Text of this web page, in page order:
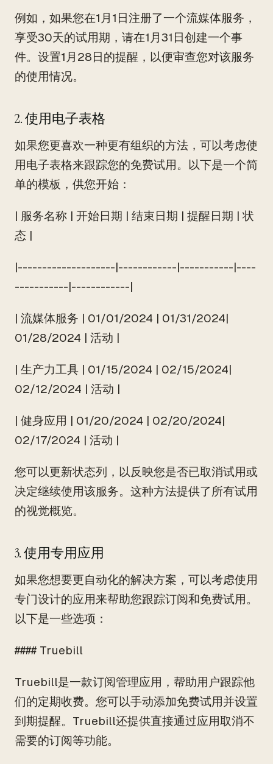
例如，如果您在1月1日注册了一个流媒体服务，
享受30天的试用期，请在1月31日创建一个事
件。设置1月28日的提醒，以便审查您对该服务
的使用情况。
2. 使用电子表格
如果您更喜欢一种更有组织的方法，可以考虑使
用电子表格来跟踪您的免费试用。以下是一个简
单的模板，供您开始：
| 服务名称 | 开始日期 | 结束日期 | 提醒日期 | 状
态 |
|--------------------|------------|-----------|----
-----------|------------|
| 流媒体服务 | 01/01/2024 | 01/31/2024|
01/28/2024 | 活动 |
| 生产力工具 | 01/15/2024 | 02/15/2024|
02/12/2024 | 活动 |
| 健身应用 | 01/20/2024 | 02/20/2024|
02/17/2024 | 活动 |
您可以更新状态列，以反映您是否已取消试用或
决定继续使用该服务。这种方法提供了所有试用
的视觉概览。
3. 使用专用应用
如果您想要更自动化的解决方案，可以考虑使用
专门设计的应用来帮助您跟踪订阅和免费试用。
以下是一些选项：
#### Truebill
Truebill是一款订阅管理应用，帮助用户跟踪他
们的定期收费。您可以手动添加免费试用并设置
到期提醒。Truebill还提供直接通过应用取消不
需要的订阅等功能。